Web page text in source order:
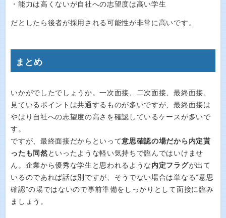
・能力は高くないが自社への志望度は高い学生
だとしたら後者が採用される可能性が非常に高いです。
まとめ
いかがでしたでしょうか。一次面接、二次面接、最終面接、
見ているポイントは共通するものが多いですが、最終面接は
やはり自社への志望度の高さを確認しているケースが多いで
す。
ですが、最終面接だからといって意思確認の場だから内定貰
ったも同然 といったような軽い気持ちで臨んではいけませ
ん。企業から優秀な学生と思われるような 内定フラグが出て
いるのであれば話は別ですが、そうでない場合は単なる”意思
確認”の場ではないので事前準備をしっかりとして面接に臨み
ましょう。